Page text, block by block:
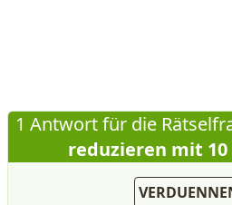
1 Antwort für die
reduzieren mit